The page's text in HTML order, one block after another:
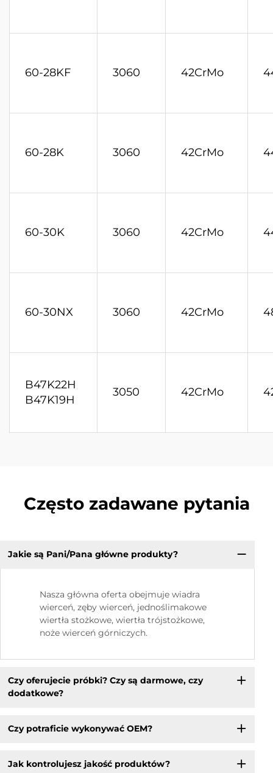
60-28KF 3060 42CrMo
60-28K 3060 42CrMo
60-30K 3060 42CrMo
60-30NX 3060 42CrMo
B47K22H
B47K19H
3050 42CrMo
Często zadawane pytania
Jakie są Pani/Pana główne produkty?
Nasza główna oferta obejmuje wiadra
wierceń, zęby wierceń, jednoślimakowe
wiertła stożkowe, wiertła trójstożkowe,
noże wierceń górniczych.
Czy oferujecie próbki? Czy są darmowe, czy
dodatkowe?
Czy potraficie wykonywać OEM?
Jak kontrolujesz jakość produktów?